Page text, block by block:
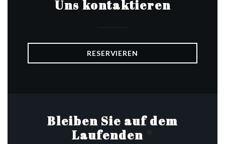
Uns kontaktieren
RESERVIEREN
Bleiben Sie auf dem
Laufenden